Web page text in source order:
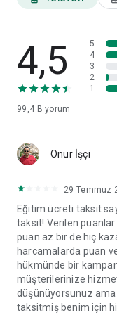
World Mobil'i
edeceğiz.
4,5
99,4 B yorum
5
4
3
2
1
Onur İşçi
29 Temmuz
Eğitim ücreti taksit
taksit! Verilen
puan az bir de hiç
harcamalarda puan
hükmünde bir
müşterilerinize hizmet
düşünüyorsunuz ama
taksitmiş benim için